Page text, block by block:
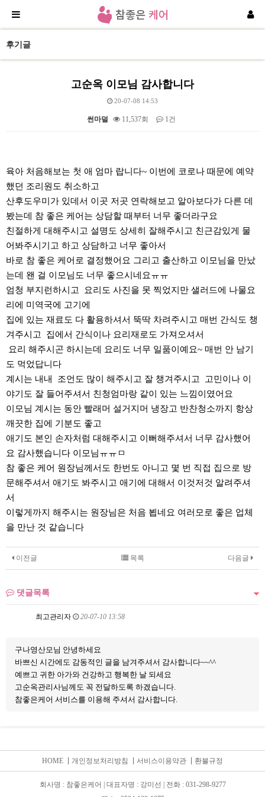
후기글
고순옥 이모님 감사합니다
20-07-08 14:53
썬마덜 11,537회 1건
육아 처음해보는 첫 애 엄마 랍니다~ 이번에 코로나 때문에 예약
했던 조리원도 취소하고
산후도우미가 있데서 이곳 저곳 연락해보고 알아보다가 다른 데
봤는데 참 좋은 케어는 상담할 때부터 너무 좋더라구요
친절하게 대해주시고 설명도 상세히 잘해주시고 친근감있게 물
어봐주시기고 하고 상담하고 너무 좋아서
바로 참 좋은 케어로 결정했어요 그리고 출산하고 이모님을 만났
는데 왠 걸 이모님도 너무 좋으시네요ㅠㅠ
엄청 부지런하시고 요리도 사진을 못 찍었지만 샐러드에 나물요
리에 미역국에 고기에
집에 있는 재료도 다 활용하셔서 뚝딱 차려주시고 매번 간식도 챙
겨주시고 집에서 간식이나 요리재로도 가져오셔서
요리 해주시곤 하시는데 요리도 너무 일품이예요~ 매번 안 남기
도 먹었답니다
계시는 내내 조언도 많이 해주시고 잘 챙겨주시고 고민이나 이
야기도 잘 들어주셔서 친청엄마랑 같이 있는 느낌이였어요
이모님 계시는 동안 빨래머 설거지머 냉장고 반찬청소까지 항상
깨끗한 집에 기분도 좋고
애기도 본인 손자처럼 대해주시고 이뻐해주셔서 너무 감사했어
요 감사했습니다 이모님ㅠㅠㅁ
참 좋은 케어 원장님께서도 한번도 아니고 몇 번 직접 집으로 방
문해주셔서 애기도 봐주시고 애기에 대해서 이것저것 알려주셔
서
이렇게까지 해주시는 원장님은 처음 뵙네요 여러모로 좋은 업체
을 만난 것 같습니다
이전글 다음글
목록
댓글목록
최고관리자 20-07-10 13:58
구나영산모님 안녕하세요
바쁘신 시간에도 감동적인 글을 남겨주셔서 감사합니다~~^^
예쁘고 귀한 아가와 건강하고 행복한 날 되세요
고순옥관리사님께도 꼭 전달하도록 하겠습니다.
참좋은케어 서비스를 이용해 주셔서 감사합니다.
HOME 개인정보처리방침 서비스이용약관 환불규정
회사명 : 참좋은케어 | 대표자명 : 강미선 | 전화 : 031-298-9277